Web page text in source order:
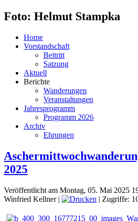
Foto: Helmut Stampka
Home
Vorstandschaft
Beitritt
Satzung
Aktuell
Berichte
Wanderungen
Veranstaltungen
Jahresprogramm
Programm 2026
Archiv
Ehrungen
2025
Veröffentlicht am Montag, 05. Mai 2025
Winfried Kellner| | Zugriffe: